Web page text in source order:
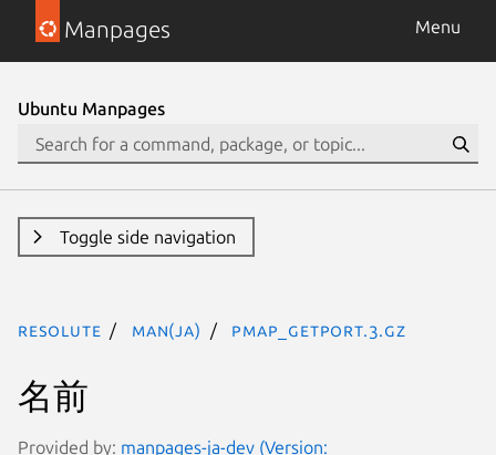
Manpages Menu
Ubuntu Manpages
Toggle side navigation
resolute man(ja) pmap_getport.3.gz
名前
Provided by: manpages-ja-dev (Version: